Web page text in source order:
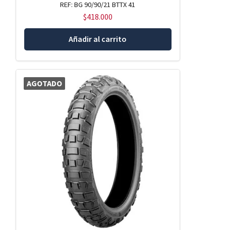
REF: BG 90/90/21 BTTX 41
$418.000
Añadir al carrito
AGOTADO